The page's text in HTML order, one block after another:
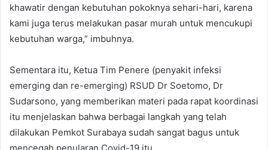
khawatir dengan kebutuhan pokoknya sehari-hari, karena
kami juga terus melakukan pasar murah untuk mencukupi
kebutuhan warga,” imbuhnya.
Sementara itu, Ketua Tim Penere (penyakit infeksi
emerging dan re-emerging) RSUD Dr Soetomo, Dr
Sudarsono, yang memberikan materi pada rapat koordinasi
itu menjelaskan bahwa berbagai langkah yang telah
dilakukan Pemkot Surabaya sudah sangat bagus untuk